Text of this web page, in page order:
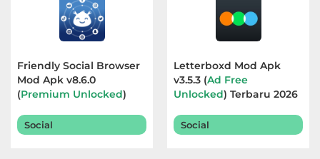
Friendly Social Browser
Mod Apk v8.6.0
(Premium Unlocked)
Social
Letterboxd Mod Apk
v3.5.3 (Ad Free
Unlocked) Terbaru 2026
Social